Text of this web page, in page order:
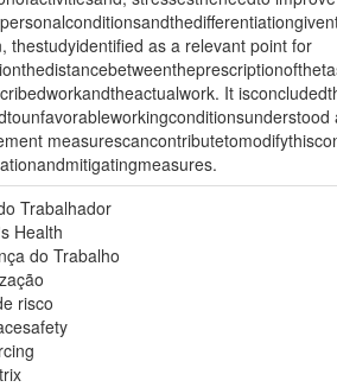
thestudyidentified as a relevant point for
It
Trabalhador
Health
do Trabalho
risco